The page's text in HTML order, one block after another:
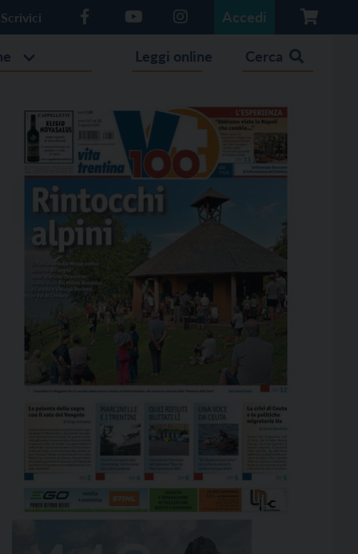
Scrivici Accedi
Leggi online Cerca